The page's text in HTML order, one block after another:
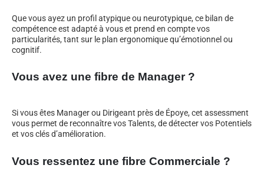
Que vous ayez un profil atypique ou neurotypique, ce bilan de
compétence est adapté à vous et prend en compte vos
particularités, tant sur le plan ergonomique qu’émotionnel ou
cognitif.
Vous avez une fibre de Manager ?
Si vous êtes Manager ou Dirigeant près de Époye, cet assessment
vous permet de reconnaître vos Talents, de détecter vos Potentiels
et vos clés d’amélioration.
Vous ressentez une fibre Commerciale ?